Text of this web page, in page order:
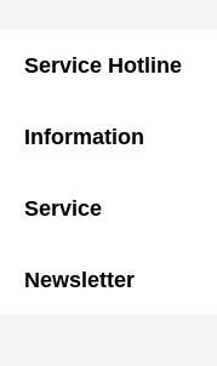
Service Hotline
Information
Service
Newsletter